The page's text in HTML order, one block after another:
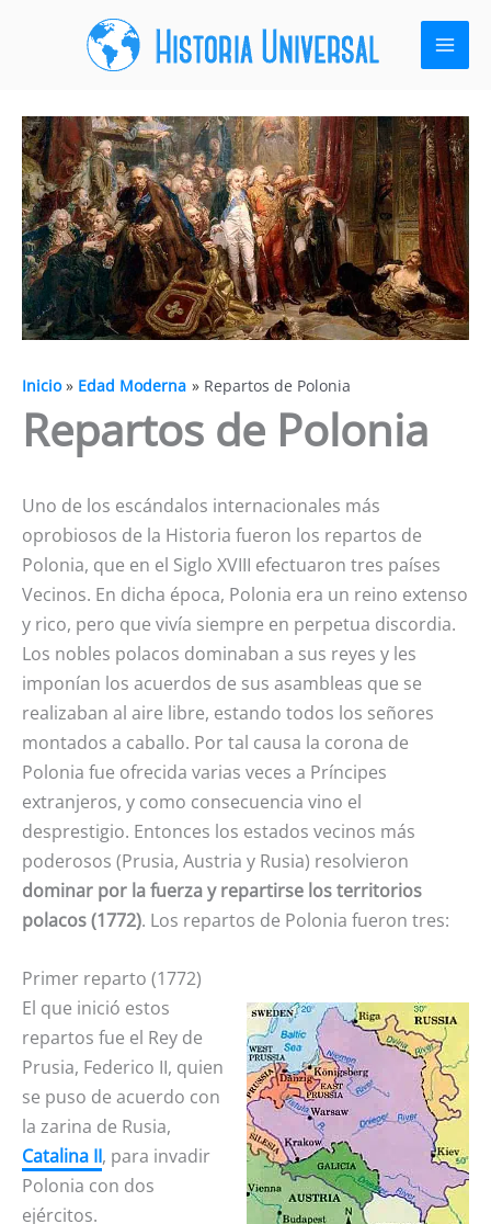
Inicio Edad Moderna Repartos de Polonia
Repartos de Polonia
Uno de los escándalos internacionales más
oprobiosos de la Historia fueron los repartos de
Polonia, que en el Siglo XVIII efectuaron tres países
Vecinos. En dicha época, Polonia era un reino extenso
y rico, pero que vivía siempre en perpetua discordia.
Los nobles polacos dominaban a sus reyes y les
imponían los acuerdos de sus asambleas que se
realizaban al aire libre, estando todos los señores
montados a caballo. Por tal causa la corona de
Polonia fue ofrecida varias veces a Príncipes
extranjeros, y como consecuencia vino el
desprestigio. Entonces los estados vecinos más
poderosos (Prusia, Austria y Rusia) resolvieron
dominar por la fuerza y repartirse los territorios
polacos (1772). Los repartos de Polonia fueron tres:
Primer reparto (1772)
El que inició estos
repartos fue el Rey de
Prusia, Federico II, quien
se puso de acuerdo con
la zarina de Rusia,
Catalina II, para invadir
Polonia con dos
ejércitos.